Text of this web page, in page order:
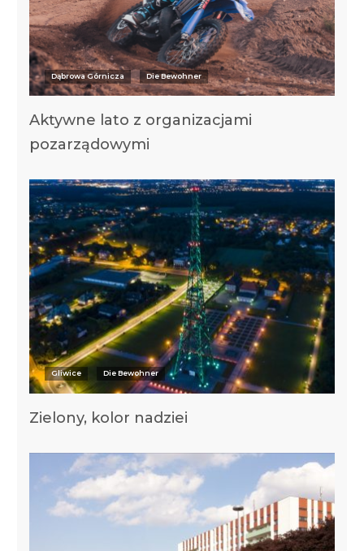
Dąbrowa Górnicza Die Bewohner
Aktywne lato z organizacjami
pozarządowymi
Gliwice Die Bewohner
Zielony, kolor nadziei